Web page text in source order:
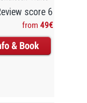
score 6
from 49€